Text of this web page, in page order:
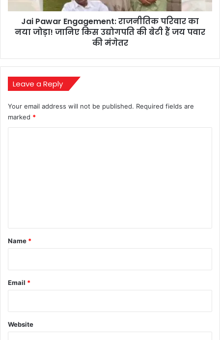
जानिए
उद्योगपति
हैं
पवार
की
मंगेतर
Jai Pawar Engagement: राजनीतिक परिवार का
नया जोड़ा! जानिए किस उद्योगपति की बेटी हैं जय पवार
की मंगेतर
Leave a Reply
Your email address will not be published. Required fields are
marked *
*
Name *
Email *
Website